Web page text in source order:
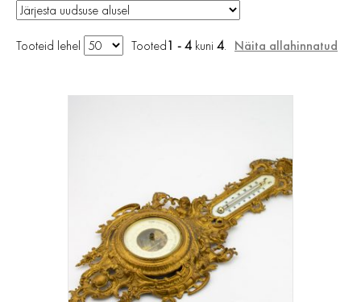
Tooteid lehel Tooted1 - 4 kuni 4. Näita allahinnatud